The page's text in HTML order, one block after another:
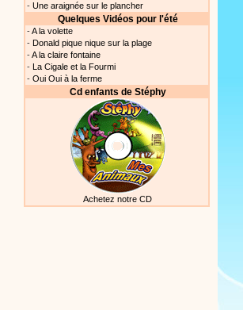
- Une araignée sur le plancher
Quelques Vidéos pour l'été
-A la volette
- Donald pique nique sur la plage
-A la claire fontaine
- La Cigale et la Fourmi
- Oui Oui à la ferme
Cd enfants de Stéphy
Achetez notre CD